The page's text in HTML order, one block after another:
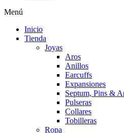
Menú
Inicio
Tienda
Joyas
Aros
Anillos
Earcuffs
Expansiones
Septum, Pins &
Pulseras
Collares
Tobilleras
Ropa